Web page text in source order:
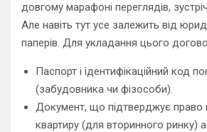
довгому марафоні переглядів,
Але навіть тут усе залежить від
паперів. Для укладання цього
Паспорт і ідентифікаційний код
(забудовника чи фізособи).
Документ, що підтверджує право
квартиру (для вторинного ринку)